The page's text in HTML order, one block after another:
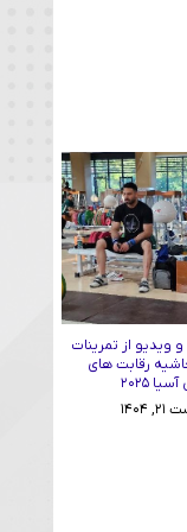
ویدیو از تمرینات
رقابت های
۲۰۲۵